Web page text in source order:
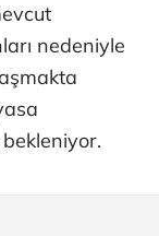
nedeniyle
bekleniyor.